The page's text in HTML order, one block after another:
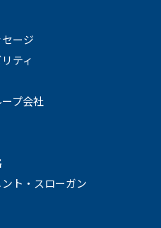
ージ
ティ
プ会社
ト・スローガン